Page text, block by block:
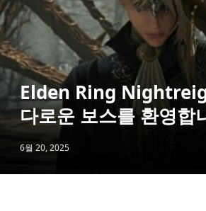
Elden Ring
다로운 보스를 환영합
6월 20, 2025